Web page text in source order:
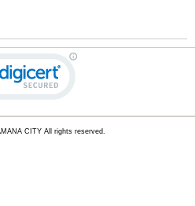
CITY All rights reserved.